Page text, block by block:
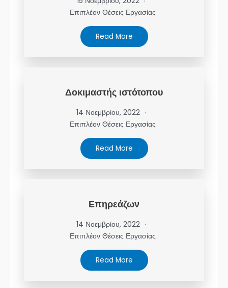
Επιπλέον Θέσεις Εργασίας
Read More
Δοκιμαστής ιστότοπου
14 Νοεμβρίου, 2022
Επιπλέον Θέσεις Εργασίας
Read More
Επηρεάζων
14 Νοεμβρίου, 2022
Επιπλέον Θέσεις Εργασίας
Read More